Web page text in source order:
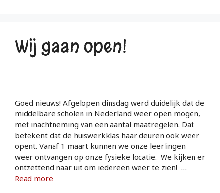
Wij gaan open!
Goed nieuws! Afgelopen dinsdag werd duidelijk dat de
middelbare scholen in Nederland weer open mogen,
met inachtneming van een aantal maatregelen. Dat
betekent dat de huiswerkklas haar deuren ook weer
opent. Vanaf 1 maart kunnen we onze leerlingen
weer ontvangen op onze fysieke locatie. We kijken er
ontzettend naar uit om iedereen weer te zien! …
Read more